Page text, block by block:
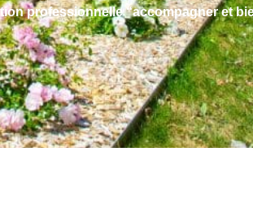
professionnelle “accompagner et